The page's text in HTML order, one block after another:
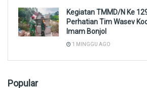
Kegiatan TMMD/N Ke
Perhatian Tim Wasev
Imam Bonjol
1 MINGGU AGO
Popular